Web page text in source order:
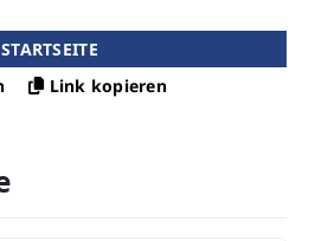
STARTSEITE
Link kopieren